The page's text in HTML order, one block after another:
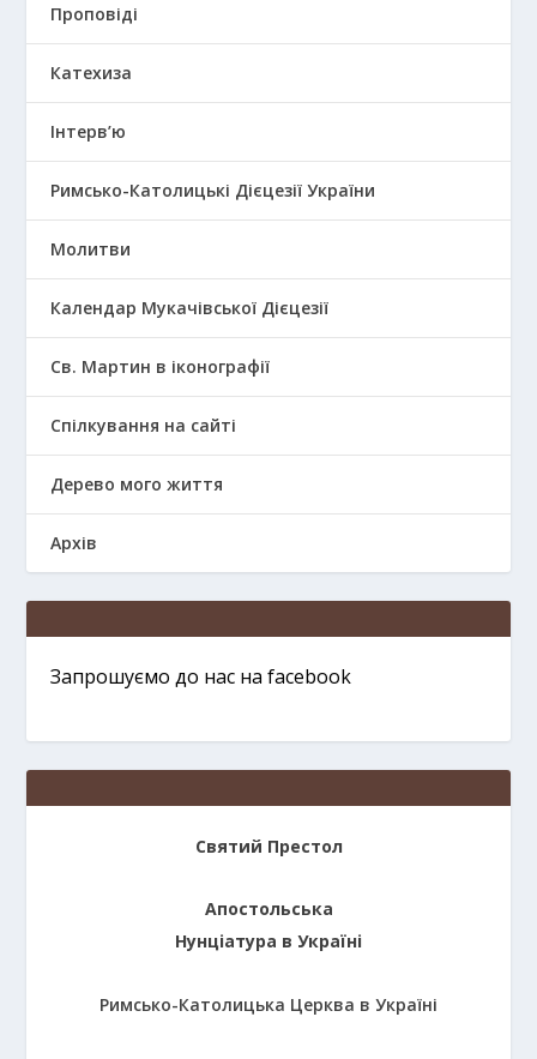
Проповіді
Катехиза
Інтерв’ю
Римсько-Католицькі Дієцезії України
Молитви
Календар Мукачівської Дієцезії
Св. Мартин в іконографії
Спілкування на сайті
Дерево мого життя
Архів
Запрошуємо до нас на facebook
Святий Престол
Апостольська
Нунціатура в Україні
Римсько-Католицька Церква в Україні